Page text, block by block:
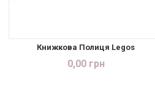
Книжкова Полиця Legos
0,00 грн